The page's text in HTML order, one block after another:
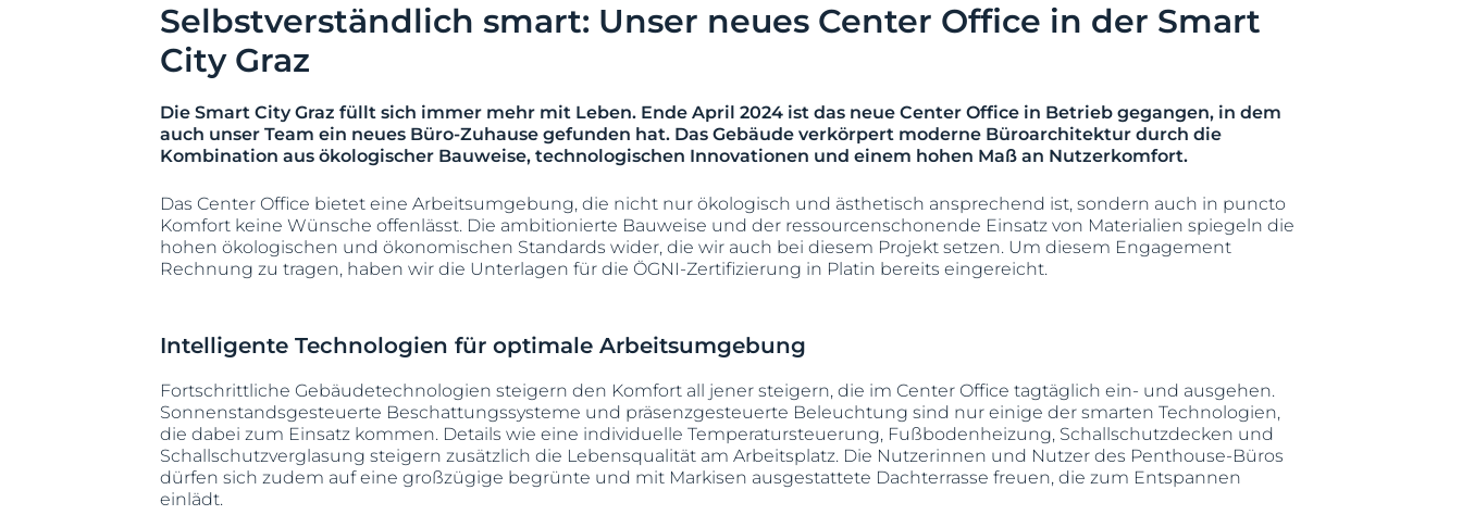
Selbstverständlich smart: Unser neues Center Office in der Smart
City Graz
Die Smart City Graz füllt sich immer mehr mit Leben. Ende April 2024 ist das neue Center Office in Betrieb gegangen, in dem
auch unser Team ein neues Büro-Zuhause gefunden hat. Das Gebäude verkörpert moderne Büroarchitektur durch die
Kombination aus ökologischer Bauweise, technologischen Innovationen und einem hohen Maß an Nutzerkomfort.
Das Center Office bietet eine Arbeitsumgebung, die nicht nur ökologisch und ästhetisch ansprechend ist, sondern auch in puncto
Komfort keine Wünsche offenlässt. Die ambitionierte Bauweise und der ressourcenschonende Einsatz von Materialien spiegeln die
hohen ökologischen und ökonomischen Standards wider, die wir auch bei diesem Projekt setzen. Um diesem Engagement
Rechnung zu tragen, haben wir die Unterlagen für die ÖGNI-Zertifizierung in Platin bereits eingereicht.
Intelligente Technologien für optimale Arbeitsumgebung
Fortschrittliche Gebäudetechnologien steigern den Komfort all jener steigern, die im Center Office tagtäglich ein- und ausgehen.
Sonnenstandsgesteuerte Beschattungssysteme und präsenzgesteuerte Beleuchtung sind nur einige der smarten Technologien,
die dabei zum Einsatz kommen. Details wie eine individuelle Temperatursteuerung, Fußbodenheizung, Schallschutzdecken und
Schallschutzverglasung steigern zusätzlich die Lebensqualität am Arbeitsplatz. Die Nutzerinnen und Nutzer des Penthouse-Büros
dürfen sich zudem auf eine großzügige begrünte und mit Markisen ausgestattete Dachterrasse freuen, die zum Entspannen
einlädt.